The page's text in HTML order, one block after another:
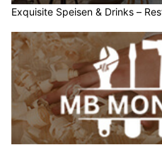
Exquisite Speisen & Drinks –